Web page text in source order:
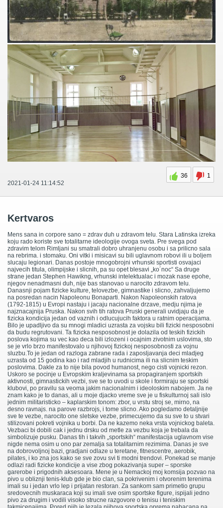
36
1
2021-01-24 11:14:52
Kertvaros
Mens sana in corpore sano = zdrav duh u zdravom telu. Stara Latinska izreka
koju rado koriste sve totalitarne ideologije ovoga sveta. Pre svega pod
zdravim telom Rimljani su smatrali dobro uhranjenu osobu i sa prilicno sala
na rebrima. i stomaku. Oni vitki i misicavi su bili uglavnom robovi ili u boljem
slucaju legionari. Danas postoje mnogobrojni vrhunski sportisti osvajaci
najvecih titula, olimpijske i slicnih, pa su opet blesavi „ko´noc“ Sa druge
strane jedan Stephen Hawikng, vrhunski intelektualac i mozak nase epohe,
njegov nenadmasni duh, nije bas stanovao u narocito zdravom telu.
Danasnji pojam fizicke kulture, telovezbe, gimnastike i slicno, zahvaljujemo
na posredan nacin Napoleonu Bonaparti. Nakon Napoleonskih ratova
(1792-1815) u Evropi nastaju i jacaju nacionalne drzave, medju njima je
najznacajnija Pruska. Nakon svih tih ratova Pruski generali uvidjaju da je
fizicka kondicija jedan od vaznih i odlucujucih faktora u ratnim operacijama.
Bilo je upadljivo da su mnogi mladici uzrasta za vojsku bili fizicki nesposobni
da budu regrutovani. Ta fizicka nesposobnost je dolazila od teskih fizickih
poslova kojima su vec kao deca bili izlozeni i ocajnim zivotnim uslovima, sto
se je vrlo brzo manifestovalo u njihovoj fizickoj nesposobnosti za vojnu
sluzbu.To je jedan od razloga zabrane rada i zaposljavanja deci mladjeg
uzrasta od 15 godina kao i rad mladjih u rudnicima ili na slicnim teskim
poslovima. Dakle za to nije bila povod humanost, nego cisti vojnicki rezon.
Uskoro se pocinje u Evropskim kraljevinama sa propagiranjem sportskih
aktivnosti, gimnastickih vezbi, sve se to uvodi u skole i formiraju se sportski
klubovi, po pravilu sa veoma jakim nacionalnim i ideoloskim nabojem. Ja ne
znam kako je to danas, ali u moje djacko vreme sve je u fiskulturnoj sali islo
jednim militaristicko – kaplarskim tonom: zbor, u vrstu stroj se, mirno, na
desno ravnajs. na parove razbrojs, i tome slicno. Ako pogledamo detaljnije
sve te vezbe, narocito one sletske vezbe, primecujemo da su sve to u stvari
stilizovani pokreti vojnika u borbi. Da ne kazemo neka vrsta vojnickog baleta.
Vezbaci bi dobili cak i jednu drsku od metle za vezbu koja je trebala da
simbolizuje pusku. Danas tih i takvih „sportskih“ manifestacija uglavnom vise
nigde nema osim u ono par zemalja sa totalitarnim rezimima. Danas je sve
na dobrovoljnoj bazi, gradjani odlaze u teretane, fitnescentre, aerobik,
pilates, i ko zna jos kako se sve zovu svi ti modni trendovi. Ponekad se manje
odlazi radi fizicke kondicije a vise zbog pokazivanja super – sporske
garerobe i prigodnih aksesoara. Mene je u Nemackoj moj komsija pozvao na
pivo u obliznji tenis-klub gde je bio clan, sa pokrivenim i otvorenim terenima
imali su i jedan vrlo lep i prijatan restoran. Za sankom sam primetio grupu
sredovecnih muskaraca koji su imali sve osim sportske figure, ispijali jedno
pivo za drugim i vodili visoko strucne razgovore o tenisu i teniskim